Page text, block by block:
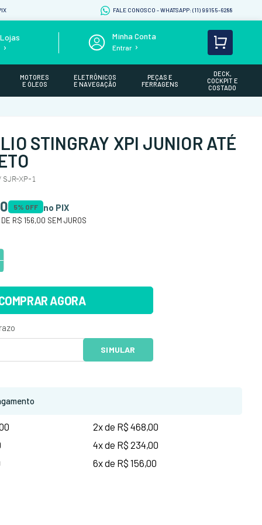
FALE CONOSCO - WHATSAPP: (11) 99155-6288
Entrar
MOTORES
E ÓLEOS
ELETRÔNICOS
E NAVEGAÇÃO
PEÇAS E
FERRAGENS
DECK,
COCKPIT E
COSTADO
STINGRAY XPI JUNIOR ATÉ
XP-1
5% OFF no PIX
R$ 156,00 SEM JUROS
AGORA
2x de R$ 468,00
4x de R$ 234,00
6x de R$ 156,00